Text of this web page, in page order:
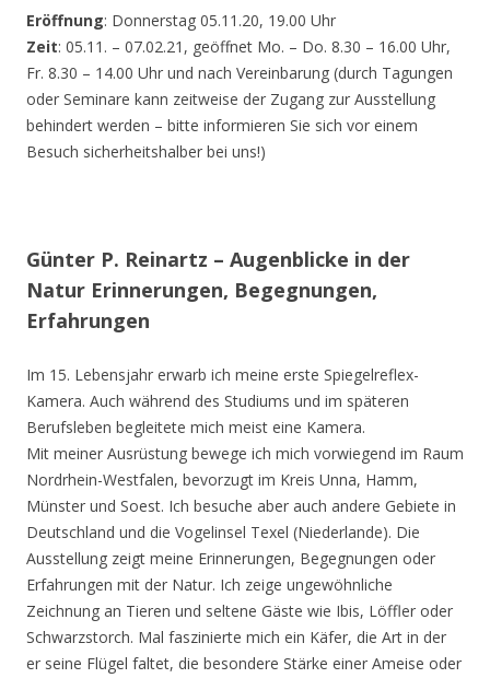
Eröffnung: Donnerstag 05.11.20, 19.00 Uhr
Zeit: 05.11. – 07.02.21, geöffnet Mo. – Do. 8.30 – 16.00 Uhr,
Fr. 8.30 – 14.00 Uhr und nach Vereinbarung (durch Tagungen
oder Seminare kann zeitweise der Zugang zur Ausstellung
behindert werden – bitte informieren Sie sich vor einem
Besuch sicherheitshalber bei uns!)
Günter P. Reinartz – Augenblicke in der
Natur Erinnerungen, Begegnungen,
Erfahrungen
Im 15. Lebensjahr erwarb ich meine erste Spiegelreflex-
Kamera. Auch während des Studiums und im späteren
Berufsleben begleitete mich meist eine Kamera.
Mit meiner Ausrüstung bewege ich mich vorwiegend im Raum
Nordrhein-Westfalen, bevorzugt im Kreis Unna, Hamm,
Münster und Soest. Ich besuche aber auch andere Gebiete in
Deutschland und die Vogelinsel Texel (Niederlande). Die
Ausstellung zeigt meine Erinnerungen, Begegnungen oder
Erfahrungen mit der Natur. Ich zeige ungewöhnliche
Zeichnung an Tieren und seltene Gäste wie Ibis, Löffler oder
Schwarzstorch. Mal faszinierte mich ein Käfer, die Art in der
er seine Flügel faltet, die besondere Stärke einer Ameise oder